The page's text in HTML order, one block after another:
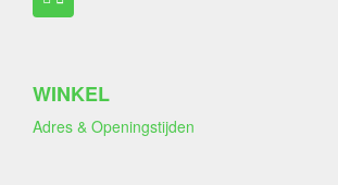
WINKEL
Adres & Openingstijden